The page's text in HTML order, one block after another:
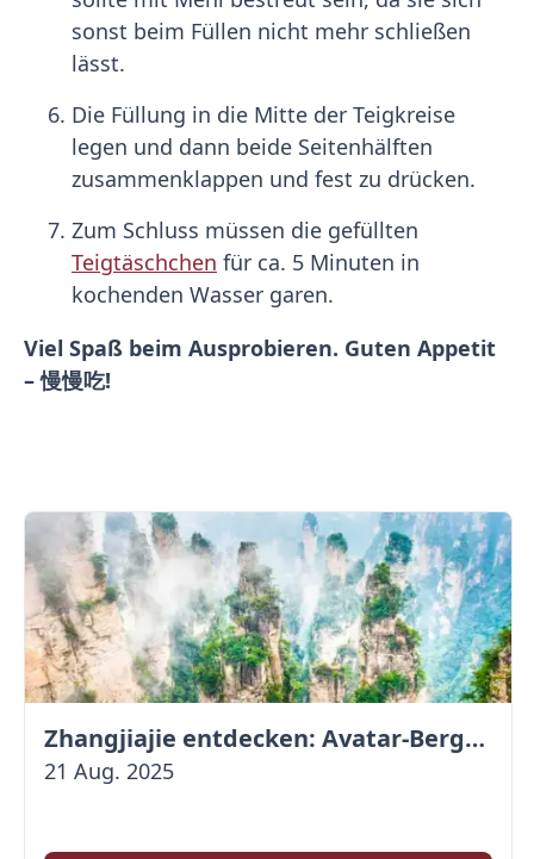
sonst beim Füllen nicht mehr schließen
lässt.
Die Füllung in die Mitte der Teigkreise
legen und dann beide Seitenhälften
zusammenklappen und fest zu drücken.
Zum Schluss müssen die gefüllten
Teigtäschchen für ca. 5 Minuten in
kochenden Wasser garen.
Viel Spaß beim Ausprobieren. Guten Appetit
– 慢慢吃!
Zhangjiajie entdecken: Avatar-Berge & Altstadt von Fenghuang
21 Aug. 2025